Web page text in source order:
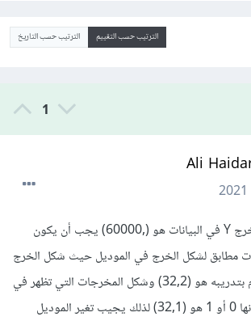
الترتيب حسب التقييم الترتيب حسب التاريخ
1
Ali
الخطأ هو أن شكل الخرج Y في البيانات هو (,60000) يجب أن يكون
مطابق لشكل الخرج في الموديل حيث شكل الخرج
في الموديل الذي تقوم بتدريبه هو (32,2) وشكل المخرجات التي تظهر في
خرج البيانات باعتبار انها 0 أو 1 هو (32,1) لذلك يجيب تغير الموديل